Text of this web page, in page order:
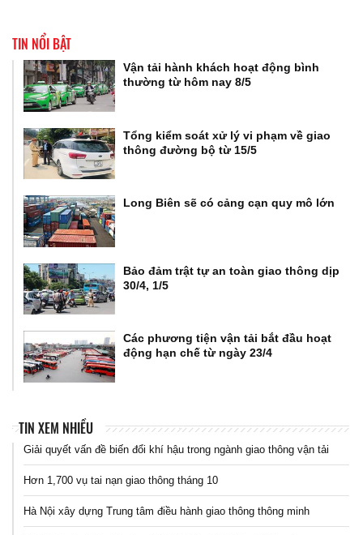
TIN NỔI BẬT
Vận tải hành khách hoạt động bình
thường từ hôm nay 8/5
Tổng kiểm soát xử lý vi phạm về giao
thông đường bộ từ 15/5
Long Biên sẽ có cảng cạn quy mô lớn
Bảo đảm trật tự an toàn giao thông dịp
30/4, 1/5
Các phương tiện vận tải bắt đầu hoạt
động hạn chế từ ngày 23/4
TIN XEM NHIỀU
Giải quyết vấn đề biến đổi khí hậu trong ngành giao thông vận tải
Hơn 1,700 vụ tai nạn giao thông tháng 10
Hà Nội xây dựng Trung tâm điều hành giao thông thông minh